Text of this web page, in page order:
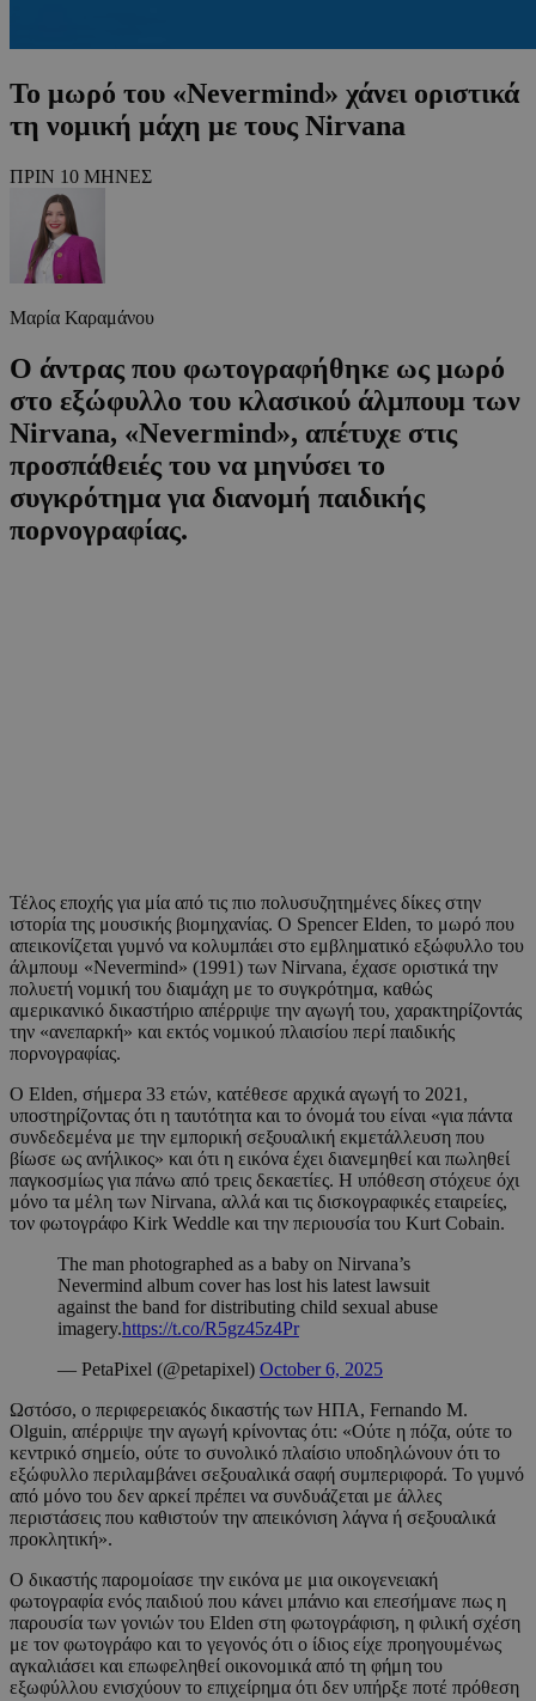
Το μωρό του «Nevermind» χάνει οριστικά
τη νομική μάχη με τους Nirvana
ΠΡΙΝ 10 ΜΗΝΕΣ
Μαρία Καραμάνου
Ο άντρας που φωτογραφήθηκε ως μωρό
στο εξώφυλλο του κλασικού άλμπουμ των
Nirvana, «Nevermind», απέτυχε στις
προσπάθειές του να μηνύσει το
συγκρότημα για διανομή παιδικής
πορνογραφίας.
Τέλος εποχής για μία από τις πιο πολυσυζητημένες δίκες στην
ιστορία της μουσικής βιομηχανίας. Ο Spencer Elden, το μωρό που
απεικονίζεται γυμνό να κολυμπάει στο εμβληματικό εξώφυλλο του
άλμπουμ «Nevermind» (1991) των Nirvana, έχασε οριστικά την
πολυετή νομική του διαμάχη με το συγκρότημα, καθώς
αμερικανικό δικαστήριο απέρριψε την αγωγή του, χαρακτηρίζοντάς
την «ανεπαρκή» και εκτός νομικού πλαισίου περί παιδικής
πορνογραφίας.
Ο Elden, σήμερα 33 ετών, κατέθεσε αρχικά αγωγή το 2021,
υποστηρίζοντας ότι η ταυτότητα και το όνομά του είναι «για πάντα
συνδεδεμένα με την εμπορική σεξουαλική εκμετάλλευση που
βίωσε ως ανήλικος» και ότι η εικόνα έχει διανεμηθεί και πωληθεί
παγκοσμίως για πάνω από τρεις δεκαετίες. Η υπόθεση στόχευε όχι
μόνο τα μέλη των Nirvana, αλλά και τις δισκογραφικές εταιρείες,
τον φωτογράφο Kirk Weddle και την περιουσία του Kurt Cobain.
The man photographed as a baby on Nirvana’s
Nevermind album cover has lost his latest lawsuit
against the band for distributing child sexual abuse
imagery.https://t.co/R5gz45z4Pr
— PetaPixel (@petapixel) October 6, 2025
Ωστόσο, ο περιφερειακός δικαστής των ΗΠΑ, Fernando M.
Olguin, απέρριψε την αγωγή κρίνοντας ότι: «Ούτε η πόζα, ούτε το
κεντρικό σημείο, ούτε το συνολικό πλαίσιο υποδηλώνουν ότι το
εξώφυλλο περιλαμβάνει σεξουαλικά σαφή συμπεριφορά. Το γυμνό
από μόνο του δεν αρκεί πρέπει να συνδυάζεται με άλλες
περιστάσεις που καθιστούν την απεικόνιση λάγνα ή σεξουαλικά
προκλητική».
Ο δικαστής παρομοίασε την εικόνα με μια οικογενειακή
φωτογραφία ενός παιδιού που κάνει μπάνιο και επεσήμανε πως η
παρουσία των γονιών του Elden στη φωτογράφιση, η φιλική σχέση
με τον φωτογράφο και το γεγονός ότι ο ίδιος είχε προηγουμένως
αγκαλιάσει και επωφεληθεί οικονομικά από τη φήμη του
εξωφύλλου ενισχύουν το επιχείρημα ότι δεν υπήρξε ποτέ πρόθεση